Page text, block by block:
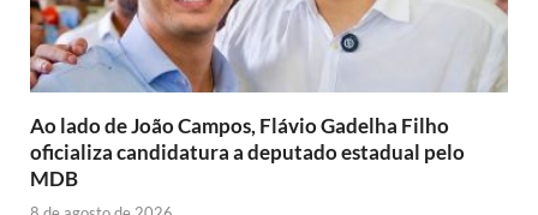
Ao lado de João Campos, Flávio Gadelha Filho
oficializa candidatura a deputado estadual pelo
MDB